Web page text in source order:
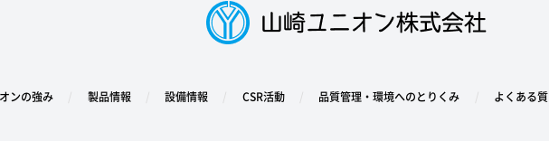
ンの強み 製品情報 設備情報 CSR活動 品質管理・環境へのとりくみ よくある